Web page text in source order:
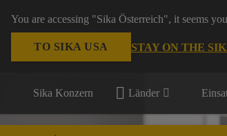
You are accessing "Sika Österreich", it seems
TO SIKA USA STAY ON THE
Sika Konzern Länder